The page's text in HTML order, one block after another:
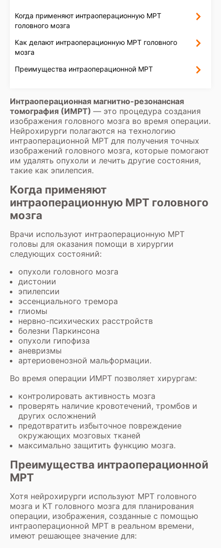
Когда применяют интраоперационную МРТ
головного мозга
Как делают интраоперационную МРТ головного
мозга
Преимущества интраоперационной МРТ
Интраоперационная магнитно-резонансная
томография (ИМРТ) — это процедура создания
изображения головного мозга во время операции.
Нейрохирурги полагаются на технологию
интраоперационной МРТ для получения точных
изображений головного мозга, которые помогают
им удалять опухоли и лечить другие состояния,
такие как эпилепсия.
Когда применяют
интраоперационную МРТ головного
мозга
Врачи используют интраоперационную МРТ
головы для оказания помощи в хирургии
следующих состояний:
опухоли головного мозга
дистонии
эпилепсии
эссенциального тремора
глиомы
нервно-психических расстройств
болезни Паркинсона
опухоли гипофиза
аневризмы
артериовенозной мальформации.
Во время операции ИМРТ позволяет хирургам:
контролировать активность мозга
проверять наличие кровотечений, тромбов и
других осложнений
предотвратить избыточное повреждение
окружающих мозговых тканей
максимально защитить функцию мозга.
Преимущества интраоперационной
МРТ
Хотя нейрохирурги используют МРТ головного
мозга и КТ головного мозга для планирования
операции, изображения, созданные с помощью
интраоперационной МРТ в реальном времени,
имеют решающее значение для: